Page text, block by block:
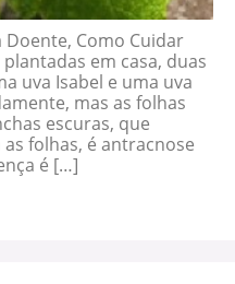
Como Cuidar
em casa, duas
uva Isabel e uma uva
mas as folhas
escuras, que
folhas, é antracnose
é […]